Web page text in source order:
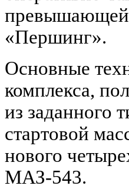
превышающей
«Першинг».
Основные
комплекса,
из заданного
стартовой
нового
МАЗ-543.